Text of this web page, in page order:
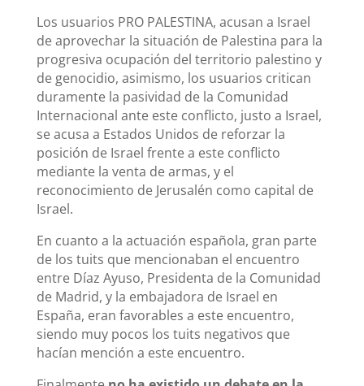
Los usuarios PRO PALESTINA, acusan a Israel
de aprovechar la situación de Palestina para la
progresiva ocupación del territorio palestino y
de genocidio, asimismo, los usuarios critican
duramente la pasividad de la Comunidad
Internacional ante este conflicto, justo a Israel,
se acusa a Estados Unidos de reforzar la
posición de Israel frente a este conflicto
mediante la venta de armas, y el
reconocimiento de Jerusalén como capital de
Israel.
En cuanto a la actuación española, gran parte
de los tuits que mencionaban el encuentro
entre Díaz Ayuso, Presidenta de la Comunidad
de Madrid, y la embajadora de Israel en
España, eran favorables a este encuentro,
siendo muy pocos los tuits negativos que
hacían mención a este encuentro.